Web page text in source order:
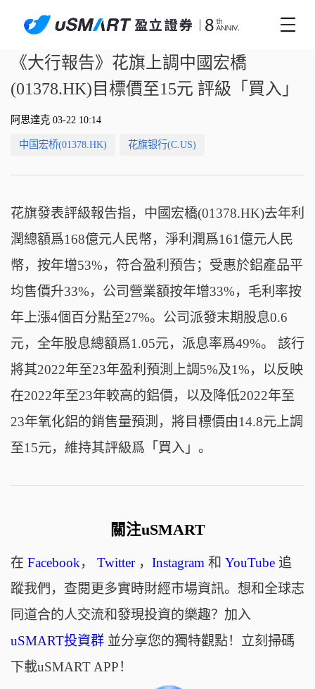
《大行報告》花旗上調中國宏橋
(01378.HK)目標價至15元 評級「買入」
阿思達克 03-22 10:14
中国宏桥(01378.HK) 花旗银行(C.US)
花旗發表評級報告指，中國宏橋(01378.HK)去年利
潤總額爲168億元人民幣，淨利潤爲161億元人民
幣，按年增53%，符合盈利預告；受惠於鋁產品平
均售價升33%，公司營業額按年增33%，毛利率按
年上漲4個百分點至27%。公司派發末期股息0.6
元，全年股息總額爲1.05元，派息率爲49%。 該行
將其2022年至23年盈利預測上調5%及1%，以反映
在2022年至23年較高的鋁價，以及降低2022年至
23年氧化鋁的銷售量預測，將目標價由14.8元上調
至15元，維持其評級爲「買入」。
關注uSMART
在 Facebook， Twitter， Instagram和 YouTube追
蹤我們，查閱更多實時財經市場資訊。想和全球志
同道合的人交流和發現投資的樂趣？加入
uSMART投資群並分享您的獨特觀點！立刻掃碼
下載uSMART APP！